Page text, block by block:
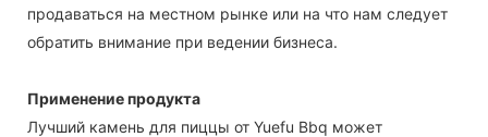
продаваться на местном рынке или на что нам следует
обратить внимание при ведении бизнеса.
Применение продукта
Лучший камень для пиццы от Yuefu Bbq может